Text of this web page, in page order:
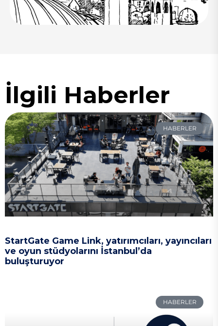
İlgili Haberler
HABERLER
StartGate Game Link, yatırımcıları, yayıncıları
ve oyun stüdyolarını İstanbul’da
buluşturuyor
HABERLER